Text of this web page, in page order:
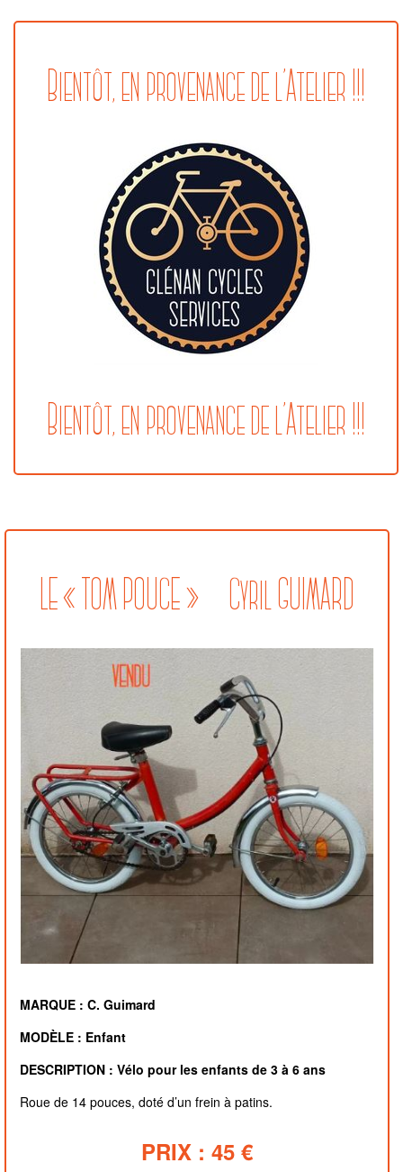
Bientôt, en provenance de l’Atelier !!!
Bientôt, en provenance de l’Atelier !!!
LE « TOM POUCE » Cyril GUIMARD
MARQUE : C. Guimard
MODÈLE : Enfant
DESCRIPTION : Vélo pour les enfants de 3 à 6 ans
Roue de 14 pouces, doté d’un frein à patins.
PRIX : 45 €